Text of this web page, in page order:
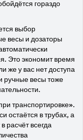
гораздо
выбор
весы и дозаторы
Это экономит время
же у вас нет доступа
ручные весы тоже
транспортировке».
остаётся в трубах, а
расчёт всегда